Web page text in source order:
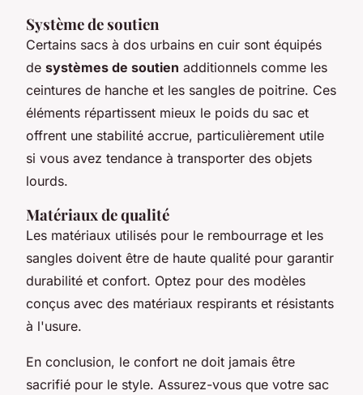
Système de soutien
Certains sacs à dos urbains en cuir sont équipés
de systèmes de soutien additionnels comme les
ceintures de hanche et les sangles de poitrine. Ces
éléments répartissent mieux le poids du sac et
offrent une stabilité accrue, particulièrement utile
si vous avez tendance à transporter des objets
lourds.
Matériaux de qualité
Les matériaux utilisés pour le rembourrage et les
sangles doivent être de haute qualité pour garantir
durabilité et confort. Optez pour des modèles
conçus avec des matériaux respirants et résistants
à l'usure.
En conclusion, le confort ne doit jamais être
sacrifié pour le style. Assurez-vous que votre sac